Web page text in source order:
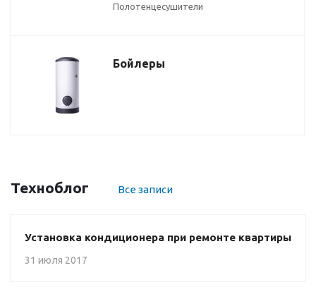
Полотенцесушители
Бойлеры
Техноблог Все записи
Установка кондиционера при ремонте квартиры
31 июля 2017